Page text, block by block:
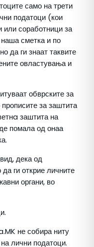
само на трети
податоци (кои
или соработници за
сметка и по
да ги знаат таквите
овластувања и
обврските за
за заштита
заштита на
помала од онаа
дека од
ги открие личните
органи, во
не собира ниту
лични податоци.